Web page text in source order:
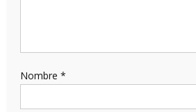
Nombre *